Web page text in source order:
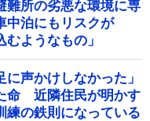
難所の劣悪な環境に専
中泊にもリスクが
むようなもの」
に声かけしなかった」
命 近隣住民が明かす
練の鉄則になっている